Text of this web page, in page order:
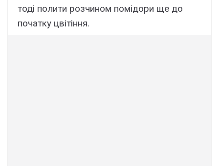
тоді полити розчином помідори ще до
початку цвітіння.